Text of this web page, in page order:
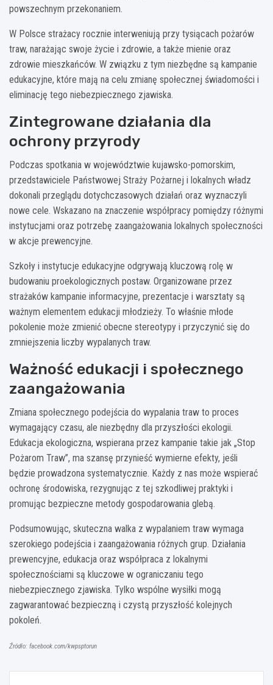
powszechnym przekonaniem.
W Polsce strażacy rocznie interweniują przy tysiącach pożarów
traw, narażając swoje życie i zdrowie, a także mienie oraz
zdrowie mieszkańców. W związku z tym niezbędne są kampanie
edukacyjne, które mają na celu zmianę społecznej świadomości i
eliminację tego niebezpiecznego zjawiska.
Zintegrowane działania dla
ochrony przyrody
Podczas spotkania w województwie kujawsko-pomorskim,
przedstawiciele Państwowej Straży Pożarnej i lokalnych władz
dokonali przeglądu dotychczasowych działań oraz wyznaczyli
nowe cele. Wskazano na znaczenie współpracy pomiędzy różnymi
instytucjami oraz potrzebę zaangażowania lokalnych społeczności
w akcje prewencyjne.
Szkoły i instytucje edukacyjne odgrywają kluczową rolę w
budowaniu proekologicznych postaw. Organizowane przez
strażaków kampanie informacyjne, prezentacje i warsztaty są
ważnym elementem edukacji młodzieży. To właśnie młode
pokolenie może zmienić obecne stereotypy i przyczynić się do
zmniejszenia liczby wypalanych traw.
Ważność edukacji i społecznego
zaangażowania
Zmiana społecznego podejścia do wypalania traw to proces
wymagający czasu, ale niezbędny dla przyszłości ekologii.
Edukacja ekologiczna, wspierana przez kampanie takie jak „Stop
Pożarom Traw”, ma szansę przynieść wymierne efekty, jeśli
będzie prowadzona systematycznie. Każdy z nas może wspierać
ochronę środowiska, rezygnując z tej szkodliwej praktyki i
promując bezpieczne metody gospodarowania glebą.
Podsumowując, skuteczna walka z wypalaniem traw wymaga
szerokiego podejścia i zaangażowania różnych grup. Działania
prewencyjne, edukacja oraz współpraca z lokalnymi
społecznościami są kluczowe w ograniczaniu tego
niebezpiecznego zjawiska. Tylko wspólne wysiłki mogą
zagwarantować bezpieczną i czystą przyszłość kolejnych
pokoleń.
Źródło: facebook.com/kwpsptorun